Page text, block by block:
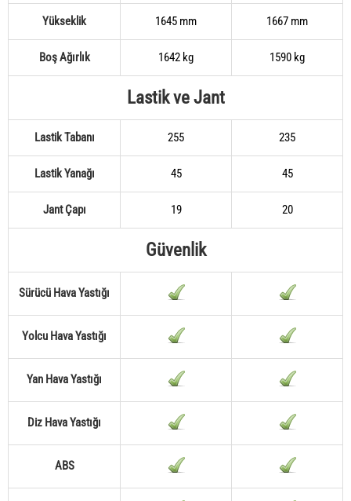
Yükseklik 1645 mm 1667 mm
Boş Ağırlık 1642 kg 1590 kg
Lastik ve Jant
Lastik Tabanı 255 235
Lastik Yanağı 45 45
Jant Çapı 19 20
Güvenlik
Sürücü Hava Yastığı
Yolcu Hava Yastığı
Yan Hava Yastığı
Diz Hava Yastığı
ABS